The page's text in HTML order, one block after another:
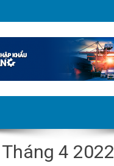
Tháng 4 2022